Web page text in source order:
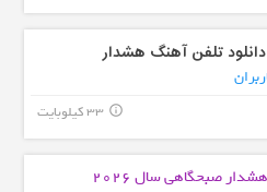
تلفن آهنگ هشدار
33 کیلوبایت info_outline
هشدار صبحگاهیسال 2026